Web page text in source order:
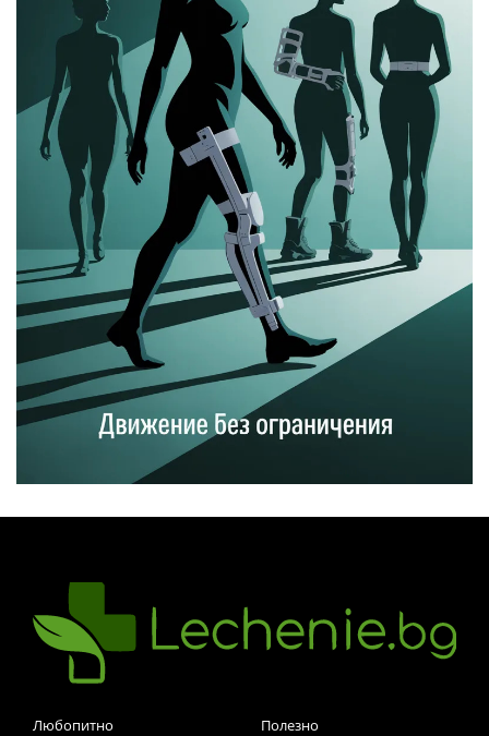
Любопитно
Полезно